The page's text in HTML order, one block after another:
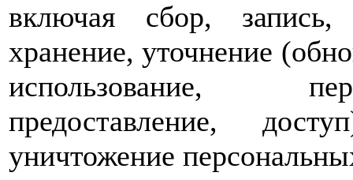
включая сбор, запись,
хранение, уточнение
использование,
предоставление,
уничтожение